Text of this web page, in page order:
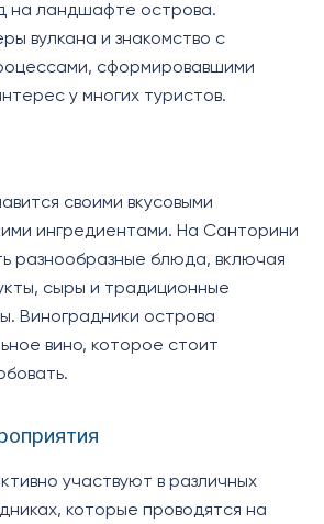
на ландшафте острова.
вулкана и знакомство с
сформировавшими
у многих туристов.
своими вкусовыми
ингредиентами. На Санторини
разнообразные блюда, включая
сыры и традиционные
Виноградники острова
вино, которое стоит
участвуют в различных
которые проводятся на